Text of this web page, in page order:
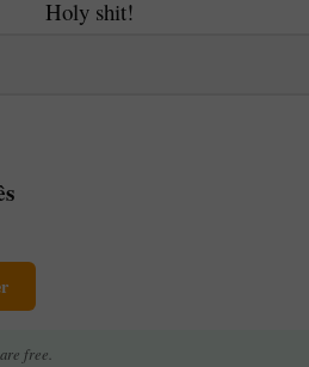
Holy shit!
free.